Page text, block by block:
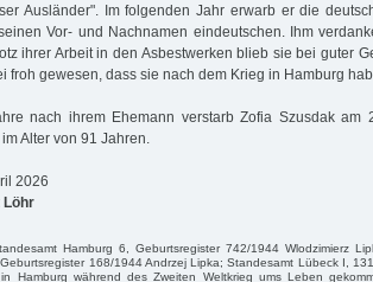
Ausländer". Im folgenden Jahr erwarb er die
Vor- und Nachnamen eindeutschen. Ihm
ihrer Arbeit in den Asbestwerken blieb sie bei guter
froh gewesen, dass sie nach dem Krieg in Hamburg
nach ihrem Ehemann verstarb Zofia Szusdak am
Alter von 91 Jahren.
2026
Löhr
Hamburg 6, Geburtsregister 742/1944 Wlodzimierz
168/1944 Andrzej Lipka; Standesamt Lübeck I,
Hamburg während des Zweiten Weltkrieg ums Leben